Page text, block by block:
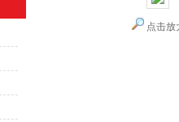
点击放